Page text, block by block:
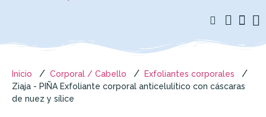
Inicio Corporal / Cabello
Exfoliantes corporales
Ziaja - PIÑA Exfoliante corporal anticelulítico con cáscaras
de nuez y sílice